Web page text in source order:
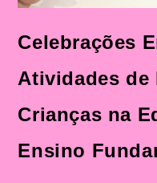
Celebrações
Atividades de
Crianças na
Ensino